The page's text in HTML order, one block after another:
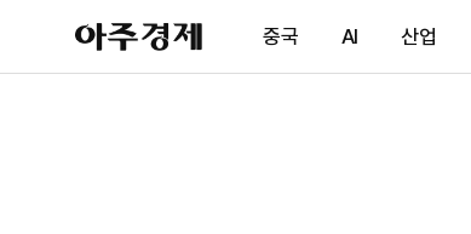
아
주
제
중국 AI 산업